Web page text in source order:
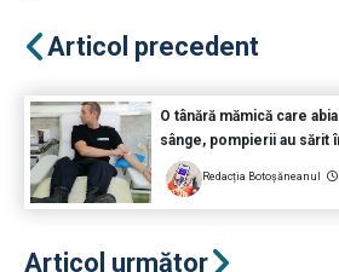
Articol precedent
O tânără mămică care
sânge, pompierii au sărit
Redacția Botoșăneanul
Articol următor